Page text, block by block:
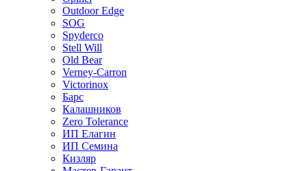
Outdoor Edge
SOG
Spyderco
Stell Will
Old Bear
Verney-Carron
Victorinox
Барс
Калашников
Zero Tolerance
ИП Елагин
ИП Семина
Кизляр